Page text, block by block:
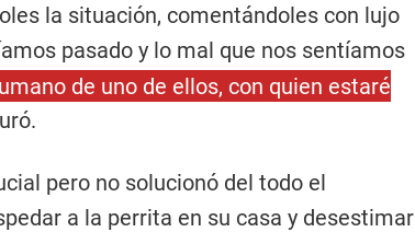
la situación, comentándoles con lujo
pasado y lo mal que nos sentíamos
de uno de ellos, con quien estaré
pero no solucionó del todo el
a la perrita en su casa y desestimar